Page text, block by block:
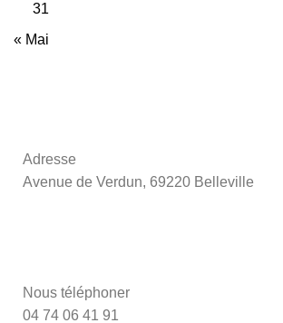
31
« Mai
Adresse
Avenue de Verdun, 69220 Belleville
Nous téléphoner
04 74 06 41 91